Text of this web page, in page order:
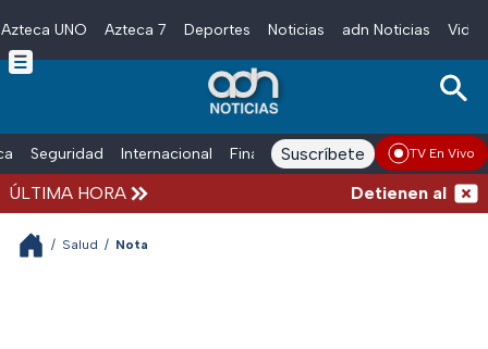
Skip to main content
Azteca UNO Azteca 7 Deportes Noticias adn Noticias
Seguridad Internacional Finanzas adn Noticias Radio
Suscríbete TV En Vivo
ÚLTIMA HORA Detienen al
/ Salud / Nota